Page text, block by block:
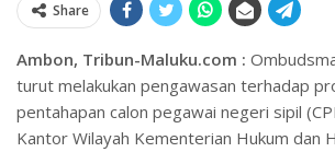
Share
Ambon, Tribun-Maluku.com :
turut melakukan pengawasan terhadap
pentahapan calon pegawai negeri sipil
Kantor Wilayah Kementerian Hukum dan